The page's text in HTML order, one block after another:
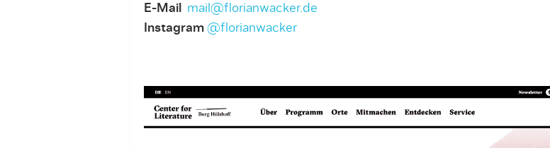
E-Mail
mail@florianwacker.de
Instagram @florianwacker